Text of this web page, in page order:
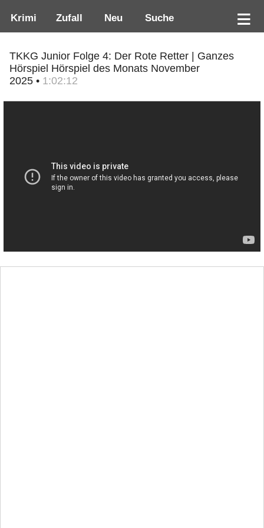
Krimi Zufall Neu Suche
TKKG Junior Folge 4: Der Rote Retter | Ganzes
Hörspiel Hörspiel des Monats November
2025 • 1:02:12